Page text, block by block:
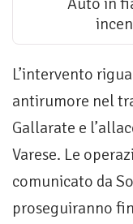
L’intervento
antirumore nel
Gallarate e
Varese. Le
comunicato da
proseguiranno